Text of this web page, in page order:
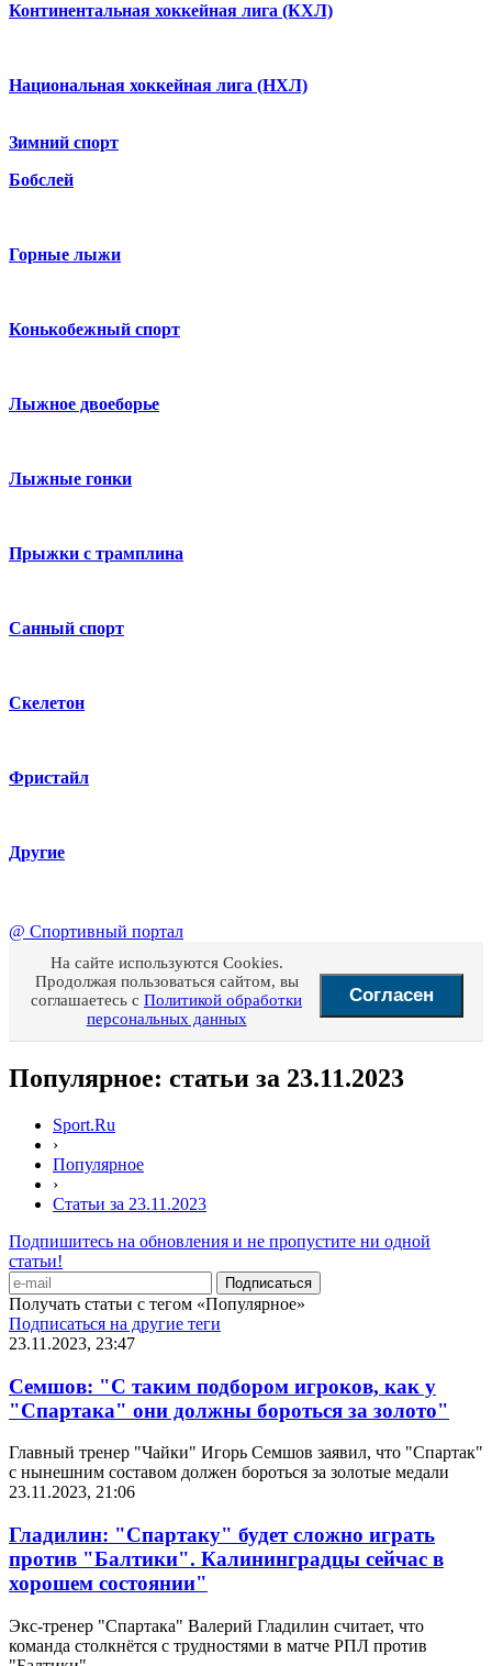
Континентальная хоккейная лига (КХЛ)
Национальная хоккейная лига (НХЛ)
Зимний спорт
Бобслей
Горные лыжи
Конькобежный спорт
Лыжное двоеборье
Лыжные гонки
Прыжки с трамплина
Санный спорт
Скелетон
Фристайл
Другие
@ Спортивный портал
На сайте используются Cookies.
Продолжая пользоваться сайтом, вы
соглашаетесь с Политикой обработки
персональных данных
Согласен
Популярное: статьи за 23.11.2023
Sport.Ru
›
Популярное
›
Статьи за 23.11.2023
Подпишитесь на обновления и не пропустите ни одной
статьи!
Получать статьи с тегом «Популярное»
Подписаться на другие теги
23.11.2023, 23:47
Семшов: "С таким подбором игроков, как у
"Спартака" они должны бороться за золото"
Главный тренер "Чайки" Игорь Семшов заявил, что "Спартак"
с нынешним составом должен бороться за золотые медали
23.11.2023, 21:06
Гладилин: "Спартаку" будет сложно играть
против "Балтики". Калининградцы сейчас в
хорошем состоянии"
Экс-тренер "Спартака" Валерий Гладилин считает, что
команда столкнётся с трудностями в матче РПЛ против